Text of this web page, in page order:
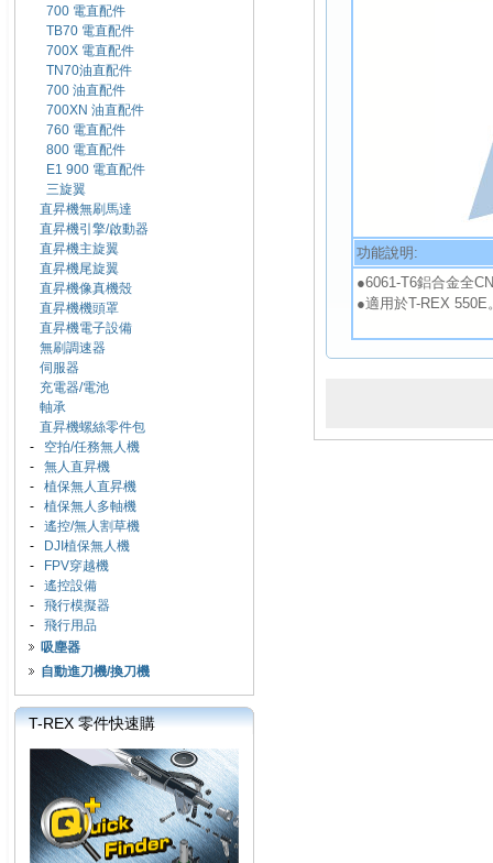
700 電直配件
TB70 電直配件
700X 電直配件
TN70油直配件
700 油直配件
700XN 油直配件
760 電直配件
800 電直配件
E1 900 電直配件
三旋翼
直昇機無刷馬達
直昇機引擎/啟動器
直昇機主旋翼
直昇機尾旋翼
直昇機像真機殼
直昇機機頭罩
直昇機電子設備
無刷調速器
伺服器
充電器/電池
軸承
直昇機螺絲零件包
- 空拍/任務無人機
- 無人直昇機
- 植保無人直昇機
- 植保無人多軸機
- 遙控/無人割草機
-
DJI植保無人機
-
FPV穿越機
- 遙控設備
- 飛行模擬器
- 飛行用品
吸塵器
自動進刀機/換刀機
T-REX 零件快速購
功能說明:
●6061-T6鋁合金全
●適用於T-REX 550E